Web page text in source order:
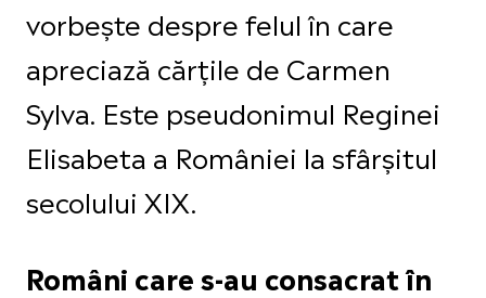
vorbește despre felul în care
apreciază cărțile de Carmen
Sylva. Este pseudonimul Reginei
Elisabeta a României la sfârșitul
secolului XIX.
Români care s-au consacrat în